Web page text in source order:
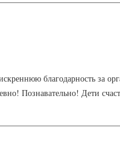
благодарность за
Познавательно! Дети